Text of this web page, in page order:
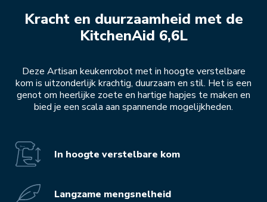
Kracht en duurzaamheid met de
KitchenAid 6,6L
Deze Artisan keukenrobot met in hoogte verstelbare
kom is uitzonderlijk krachtig, duurzaam en stil. Het is een
genot om heerlijke zoete en hartige hapjes te maken en
bied je een scala aan spannende mogelijkheden.
In hoogte verstelbare kom
Langzame mengsnelheid